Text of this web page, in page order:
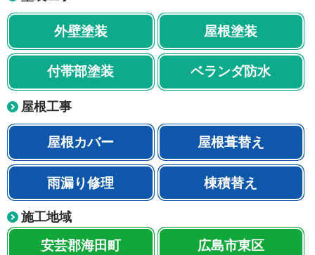
外壁塗装 屋根塗装
付帯部塗装 ベランダ防水
屋根工事
屋根カバー 屋根葺替え
雨漏り修理 棟積替え
施工地域
安芸郡海田町 広島市東区